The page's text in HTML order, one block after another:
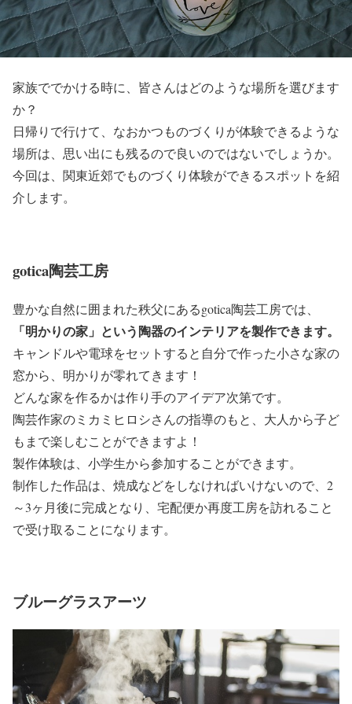
家族ででかける時に、皆さんはどのような場所を選びます
か？
日帰りで行けて、なおかつものづくりが体験できるような
場所は、思い出にも残るので良いのではないでしょうか。
今回は、関東近郊でものづくり体験ができるスポットを紹
介します。
gotica陶芸工房
豊かな自然に囲まれた秩父にあるgotica陶芸工房では、
「明かりの家」という陶器のインテリアを製作できます。
キャンドルや電球をセットすると自分で作った小さな家の
窓から、明かりが零れてきます！
どんな家を作るかは作り手のアイデア次第です。
陶芸作家のミカミヒロシさんの指導のもと、大人から子ど
もまで楽しむことができますよ！
製作体験は、小学生から参加することができます。
制作した作品は、焼成などをしなければいけないので、2
～3ヶ月後に完成となり、宅配便か再度工房を訪れること
で受け取ることになります。
ブルーグラスアーツ